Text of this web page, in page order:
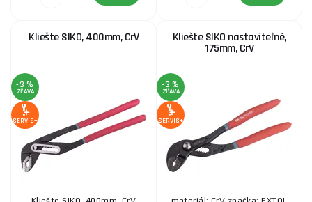
Kliešte SIKO, 400mm, CrV
-3 %
ZĽAVA
SERVIS+
Kliešte SIKO nastaviteľné,
175mm, CrV
-3 %
ZĽAVA
SERVIS+